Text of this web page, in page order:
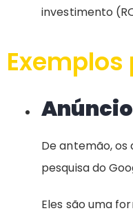
investimento
De antemão, os
pesquisa do
Eles são uma